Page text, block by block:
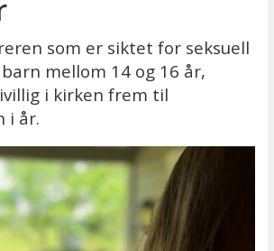
som er siktet for seksuell
mellom 14 og 16 år,
i kirken frem til
i år.